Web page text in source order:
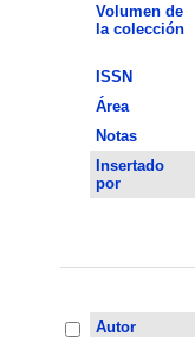
Volumen de
la colección
ISSN
Área
Notas
Insertado
por
Autor